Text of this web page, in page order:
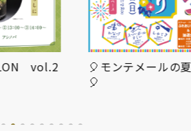
🎈モンテメールの夏祭り